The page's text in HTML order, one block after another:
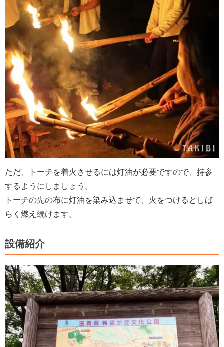
ただ、トーチを着火させるには灯油が必要ですので、持参
するようにしましょう。
トーチの先の布に灯油を染み込ませて、火をつけるとしば
らく燃え続けます。
設備紹介